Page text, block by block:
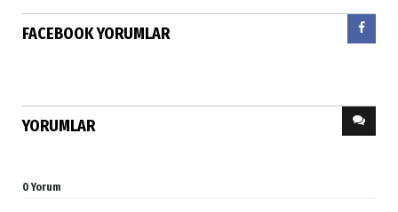
FACEBOOK YORUMLAR
YORUMLAR
0 Yorum